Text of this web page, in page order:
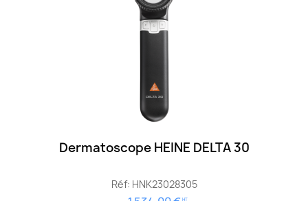
Dermatoscope HEINE DELTA 30
Réf: HNK23028305
HT